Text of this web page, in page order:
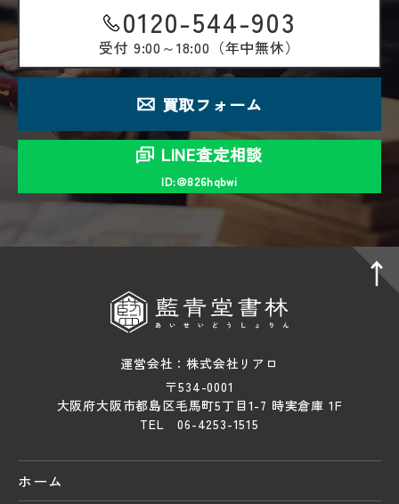
0120-544-903
受付 9:00～18:00（年中無休）
買取フォーム
LINE査定相談
ID:＠826hqbwi
運営会社：株式会社リアロ
〒534-0001
大阪府大阪市都島区毛馬町5丁目1-7 時実倉庫 1F
TEL 06-4253-1515
ホーム